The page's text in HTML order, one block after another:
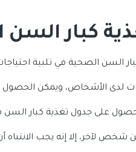
كبار
السن الصحية في تلبية
لدى الأشخاص، ويمكن
على جدول تغذية كبار السن
شخص لآخر، إلا إنه يجب